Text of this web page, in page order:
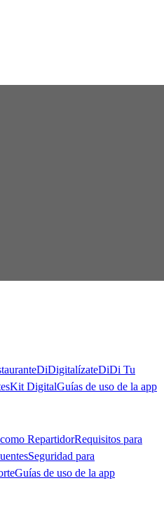
DiDigitalízateDiDi Tu
Kit DigitalGuías de uso de la app
RepartidorRequisitos para
Seguridad para
Guías de uso de la app